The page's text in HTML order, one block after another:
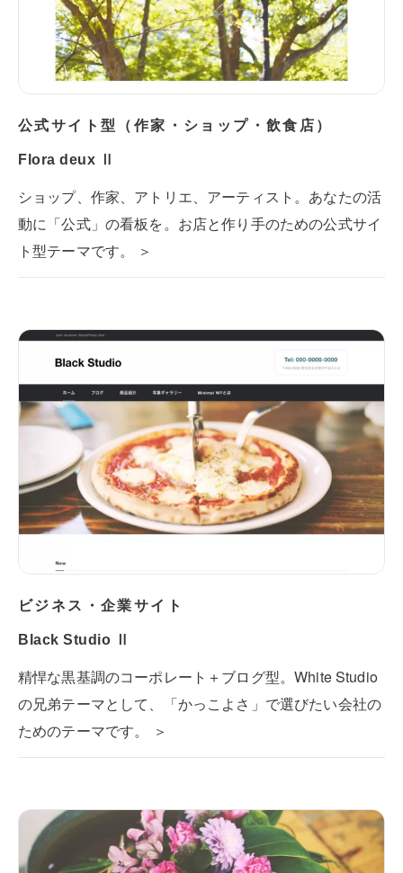
公式サイト型（作家・ショップ・飲食店）
Flora deux Ⅱ
ショップ、作家、アトリエ、アーティスト。あなたの活
動に「公式」の看板を。お店と作り手のための公式サイ
ト型テーマです。 ＞
ビジネス・企業サイト
Black Studio Ⅱ
精悍な黒基調のコーポレート＋ブログ型。White Studio
の兄弟テーマとして、「かっこよさ」で選びたい会社の
ためのテーマです。 ＞